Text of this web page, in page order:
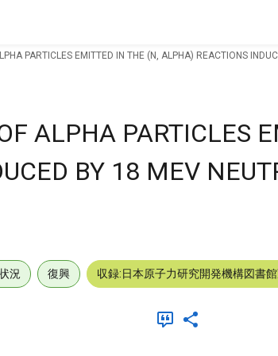
PARTICLES EMITTED IN THE (N, ALPHA) REACTIONS
ALPHA PARTICLES
BY 18 MEV
況 復興 収録:日本原子力研究開発機構図書